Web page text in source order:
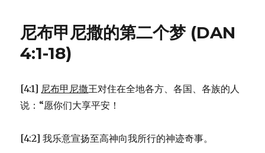
但
49)
尼布甲尼撒的第二个梦 (DAN
4:1-18)
[4:1] 尼布甲尼撒王对住在全地各方、各国、各族的人
说：“愿你们大享平安！
[4:2] 我乐意宣扬至高神向我所行的神迹奇事。